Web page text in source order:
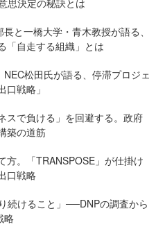
思決定の秘訣とは
と一橋大学・青木教授が語る、
「自走する組織」とは
NEC松田氏が語る、停滞プロジェ
戦略」
スで負ける」を回避する。政府
築の道筋
方。「TRANSPOSE」が仕掛け
口戦略
続けること」──DNPの調査から
略